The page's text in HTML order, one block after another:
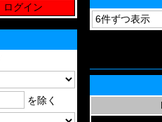
を除く